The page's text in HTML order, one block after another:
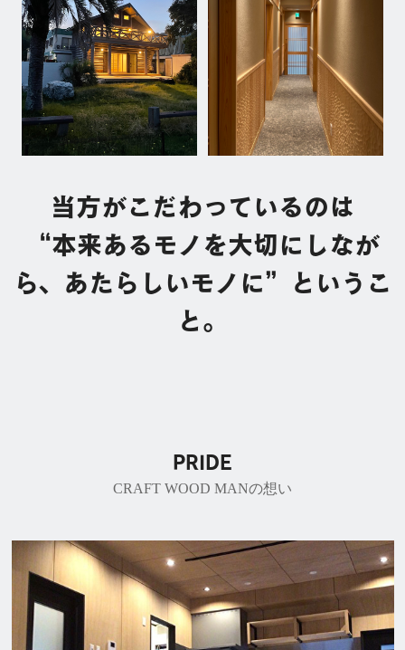
当方がこだわっているのは
“本来あるモノを大切にしなが
ら、あたらしいモノに”というこ
と。
PRIDE
CRAFT WOOD MANの想い